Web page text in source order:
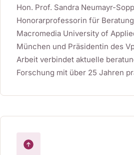
Hon. Prof. Sandra Neumayr-
Honorarprofessorin für
Macromedia University of
München und Präsidentin des
Arbeit verbindet aktuelle
Forschung mit über 25 Jahren